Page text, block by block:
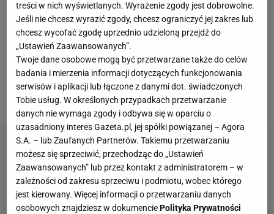
awansowała do 1/8 finału turnieju w Madrycie.
Liderka światowego rankingu pokonała w trzech
setach 3:6, 6:2, 6:1Belgijkę Elise Mertens (26. WTA)
zrobiła kolejny krok, by po raz trzeci w swojej
karierze zwyciężyć w Madrycie. Dotychczas
triumfowała w tym turnieju w latach 2021 i 2023.
treści w nich wyświetlanych. Wyrażenie zgody jest dobrowolne.
Jeśli nie chcesz wyrazić zgody, chcesz ograniczyć jej zakres lub
chcesz wycofać zgodę uprzednio udzieloną przejdź do
„Ustawień Zaawansowanych”.
Twoje dane osobowe mogą być przetwarzane także do celów
badania i mierzenia informacji dotyczących funkcjonowania
serwisów i aplikacji lub łączone z danymi dot. świadczonych
Tobie usług. W określonych przypadkach przetwarzanie
danych nie wymaga zgody i odbywa się w oparciu o
uzasadniony interes Gazeta.pl, jej spółki powiązanej – Agora
S.A. – lub Zaufanych Partnerów. Takiemu przetwarzaniu
możesz się sprzeciwić, przechodząc do „Ustawień
Zaawansowanych” lub przez kontakt z administratorem – w
zależności od zakresu sprzeciwu i podmiotu, wobec którego
jest kierowany. Więcej informacji o przetwarzaniu danych
osobowych znajdziesz w dokumenciePolityka Prywatności